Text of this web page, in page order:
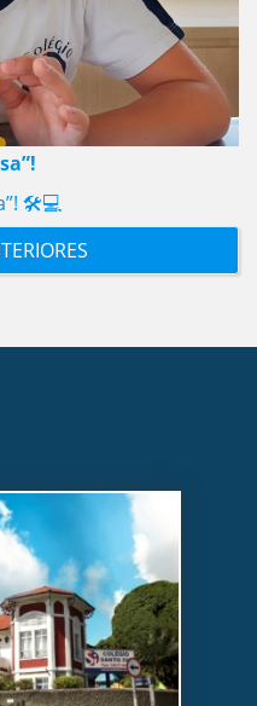
🛠️💻